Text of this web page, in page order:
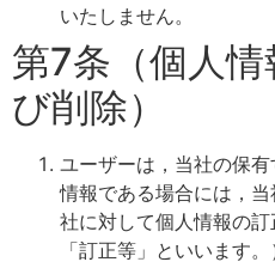
いたしません。
第7条（個人情
び削除）
ユーザーは，当社の保
情報である場合には，
社に対して個人情報の
「訂正等」といいます